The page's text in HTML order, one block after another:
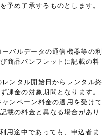
予め了承するものとします。
バルデータの通信機器等の利
商品パンフレットに記載の料
ンタル開始日からレンタル終
課金の対象期間となります。
ンペーン料金の適用を受けて
載の料金と異なる場合があり
用途中であっても、申込者ま